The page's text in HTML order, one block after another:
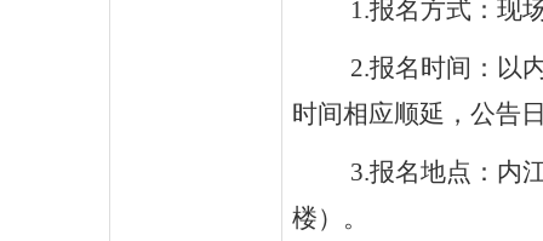
1.报名方式：现
2.报名时间：以
时间相应顺延，公告
3.报名地点：内
楼）。